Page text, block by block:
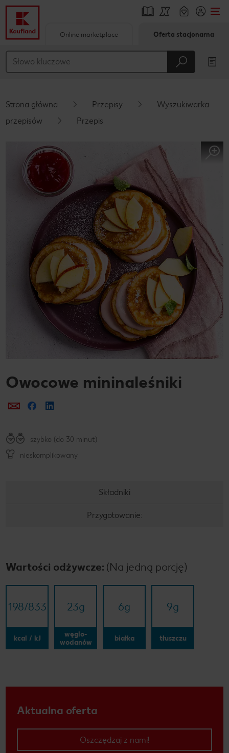
Główna treść
Pływający pasek boczny
Online marketplace Oferta stacjonarna
Strona główna Przepisy
Wyszukiwarka
przepisów
Przepis
Owocowe mininaleśniki
Prześlij e-mailem
Udostępnij na Facebooku
szybko (do 30 minut)
nieskomplikowany
Składniki
Przygotowanie:
Wartości odżywcze: (Na jedną porcję)
198/​833
kcal / kJ
23g
węglo-
wodanów
6g
białka
9g
tłuszczu
Aktualna oferta
Oszczędzaj z nami!